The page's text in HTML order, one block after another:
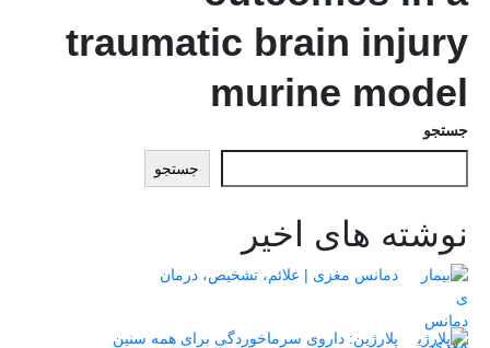
traumatic brain injury
murine model
جستجو
جستجو
نوشته های اخیر
دمانس مغزی | علائم، تشخیص، درمان
پلارژین: داروی سرماخوردگی برای همه سنین